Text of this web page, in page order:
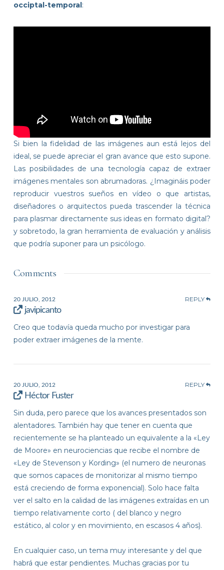
occiptal-temporal :
Si bien la fidelidad de las imágenes aun está lejos del
ideal, se puede apreciar el gran avance que esto supone.
Las posibilidades de una tecnología capaz de extraer
imágenes mentales son abrumadoras. ¿Imagináis poder
reproducir vuestros sueños en vídeo o que artistas,
diseñadores o arquitectos pueda trascender la técnica
para plasmar directamente sus ideas en formato digital?
y sobretodo, la gran herramienta de evaluación y análisis
que podría suponer para un psicólogo.
Comments
20 JULIO, 2012 REPLY
javipicanto
Creo que todavía queda mucho por investigar para
poder extraer imágenes de la mente.
20 JULIO, 2012 REPLY
Héctor Fuster
Sin duda, pero parece que los avances presentados son
alentadores. También hay que tener en cuenta que
recientemente se ha planteado un equivalente a la «Ley
de Moore» en neurociencias que recibe el nombre de
«Ley de Stevenson y Kording» (el numero de neuronas
que somos capaces de monitorizar al mismo tiempo
está creciendo de forma exponencial). Solo hace falta
ver el salto en la calidad de las imágenes extraídas en un
tiempo relativamente corto ( del blanco y negro
estático, al color y en movimiento, en escasos 4 años).
En cualquier caso, un tema muy interesante y del que
habrá que estar pendientes. Muchas gracias por tu